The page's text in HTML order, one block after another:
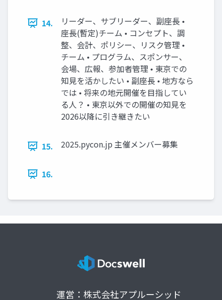
14.
リーダー、サブリーダー、副座長 •
座長(暫定)チーム • コンセプト、調
整、会計、ポリシー、リスク管理 •
チーム • プログラム、スポンサー、
会場、広報、参加者管理 • 東京での
知見を活かしたい • 副座長 • 地方なら
では • 将来の地元開催を目指してい
る人？ • 東京以外での開催の知見を
2026以降に引き継きたい
15. 2025.pycon.jp 主催メンバー募集
16.
運営：株式会社アプルーシッド